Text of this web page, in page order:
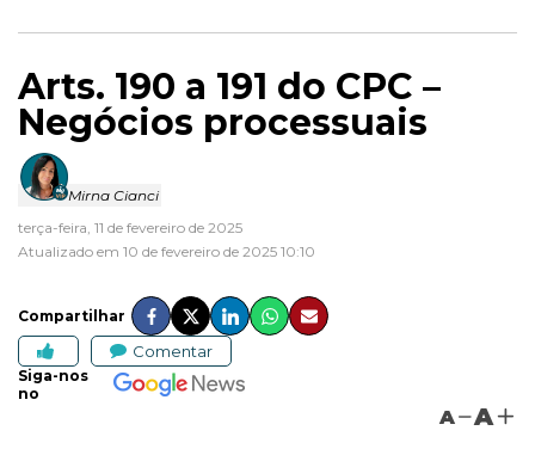
Arts. 190 a 191 do CPC –
Negócios processuais
Mirna Cianci
terça-feira, 11 de fevereiro de 2025
Atualizado em 10 de fevereiro de 2025 10:10
Compartilhar
Comentar
Siga-nos
no
A A